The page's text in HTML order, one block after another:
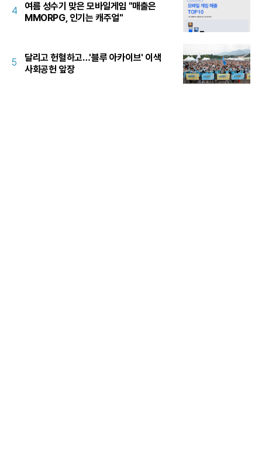
4
여름 성수기 맞은 모바일게임 "매출은
MMORPG, 인기는 캐주얼"
5
달리고 헌혈하고…'블루 아카이브' 이색
사회공헌 앞장